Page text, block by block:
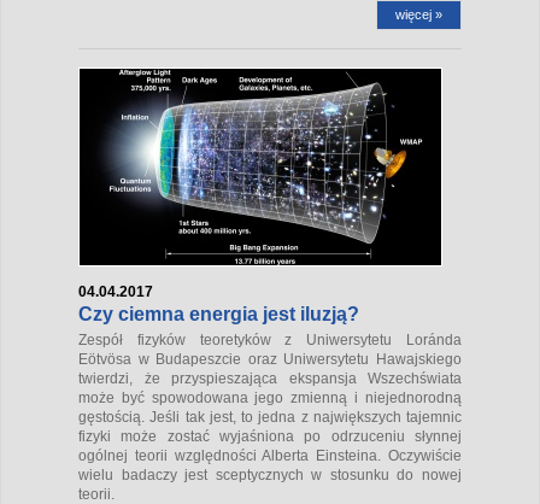
więcej »
04.04.2017
Czy ciemna energia jest iluzją?
Zespół fizyków teoretyków z Uniwersytetu Loránda
Eötvösa w Budapeszcie oraz Uniwersytetu Hawajskiego
twierdzi, że przyspieszająca ekspansja Wszechświata
może być spowodowana jego zmienną i niejednorodną
gęstością. Jeśli tak jest, to jedna z największych tajemnic
fizyki może zostać wyjaśniona po odrzuceniu słynnej
ogólnej teorii względności Alberta Einsteina. Oczywiście
wielu badaczy jest sceptycznych w stosunku do nowej
teorii.